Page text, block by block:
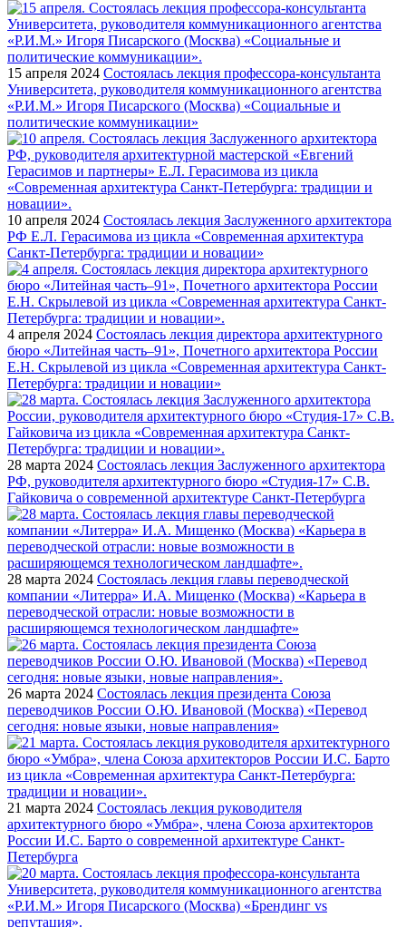
15 апреля 2024 Состоялась лекция профессора-консультанта
Университета, руководителя коммуникационного агентства
«Р.И.М.» Игоря Писарского (Москва) «Социальные и
политические коммуникации»
10 апреля 2024 Состоялась лекция Заслуженного архитектора
РФ Е.Л. Герасимова из цикла «Современная архитектура
Санкт-Петербурга: традиции и новации»
4 апреля 2024 Состоялась лекция директора архитектурного
бюро «Литейная часть–91», Почетного архитектора России
Е.Н. Скрылевой из цикла «Современная архитектура Санкт-
Петербурга: традиции и новации»
28 марта 2024 Состоялась лекция Заслуженного архитектора
РФ, руководителя архитектурного бюро «Студия-17» С.В.
Гайковича о современной архитектуре Санкт-Петербурга
28 марта 2024 Состоялась лекция главы переводческой
компании «Литерра» И.А. Мищенко (Москва) «Карьера в
переводческой отрасли: новые возможности в
расширяющемся технологическом ландшафте»
26 марта 2024 Состоялась лекция президента Союза
переводчиков России О.Ю. Ивановой (Москва) «Перевод
сегодня: новые языки, новые направления»
21 марта 2024 Состоялась лекция руководителя
архитектурного бюро «Умбра», члена Союза архитекторов
России И.С. Барто о современной архитектуре Санкт-
Петербурга